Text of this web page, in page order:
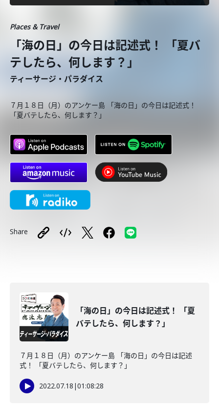
Places & Travel
「海の日」の今日は記述式！ 「夏バ
テしたら、何します？」
ティーサージ・パラダイス
７月１８日（月）のアンケー島 「海の日」の今日は記述式！
「夏バテしたら、何します？」
Share
「海の日」の今日は記述式！ 「夏
バテしたら、何します？」
７月１８日（月）のアンケー島 「海の日」の今日は記述
式！ 「夏バテしたら、何します？」
2022.07.18 |01:08:28